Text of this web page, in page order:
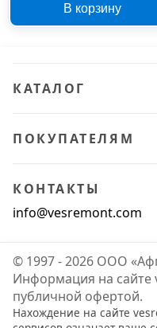
ВВ3999
В корзину
КАТАЛОГ
ПОКУПАТЕЛЯМ
КОНТАКТЫ
info@vesremont.com
© 1997 - 2026 ООО
Информация на сайте
публичной офертой.
Нахождение на сайте